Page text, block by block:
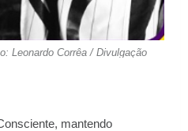
Leonardo Corrêa / Divulgação
mantendo